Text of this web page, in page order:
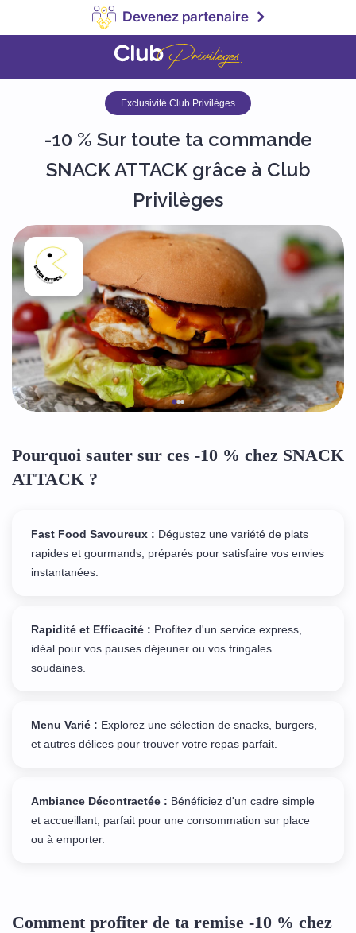
Devenez partenaire
Exclusivité Club Privilèges
-10 % Sur toute ta commande
SNACK ATTACK grâce à Club
Privilèges
Pourquoi sauter sur ces -10 % chez SNACK
ATTACK ?
Fast Food Savoureux : Dégustez une variété de plats
rapides et gourmands, préparés pour satisfaire vos envies
instantanées.
Rapidité et Efficacité : Profitez d'un service express,
idéal pour vos pauses déjeuner ou vos fringales
soudaines.
Menu Varié : Explorez une sélection de snacks, burgers,
et autres délices pour trouver votre repas parfait.
Ambiance Décontractée : Bénéficiez d'un cadre simple
et accueillant, parfait pour une consommation sur place
ou à emporter.
Comment profiter de ta remise -10 % chez